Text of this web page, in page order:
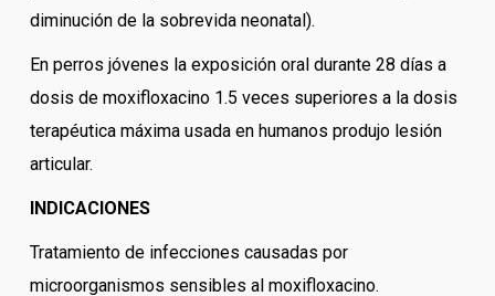
diminución de la sobrevida neonatal).
En perros jóvenes la exposición oral durante 28 días a
dosis de moxifloxacino 1.5 veces superiores a la dosis
terapéutica máxima usada en humanos produjo lesión
articular.
INDICACIONES
Tratamiento de infecciones causadas por
microorganismos sensibles al moxifloxacino.